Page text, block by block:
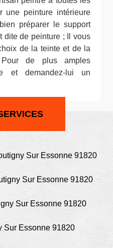
une peinture intérieure
préparer le support
dite de peinture ; Il vous
de la teinte et de la
de plus amples
et demandez-lui un
Sur Essonne 91820
Sur Essonne 91820
Sur Essonne 91820
Sur Essonne 91820